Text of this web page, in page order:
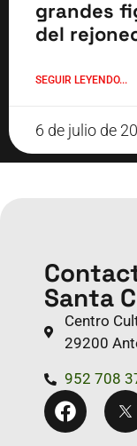
grandes
del
SEGUIR LEYENDO...
6 de julio de
Santa
Centro
29200
952 708